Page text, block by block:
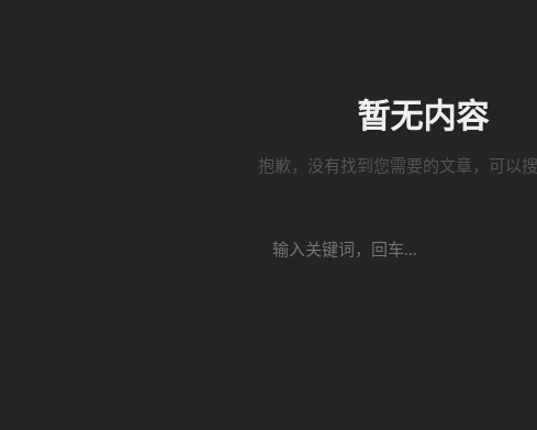
暂无内容
抱歉，没有找到您需要的文章，可以